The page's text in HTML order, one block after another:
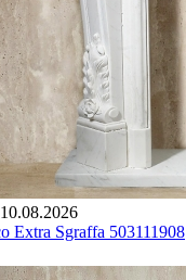
Extra Sgraffa 503111908